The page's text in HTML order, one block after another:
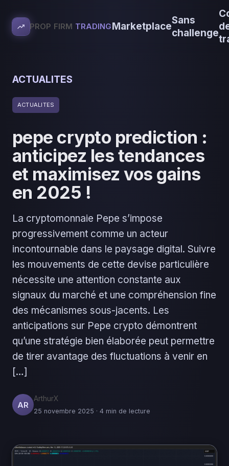
PROP FIRM TRADINGMarketplace
Sans
challenge
ACTUALITES
ACTUALITES
pepe crypto prediction :
anticipez les tendances
et maximisez vos gains
en 2025 !
La cryptomonnaie Pepe s’impose
progressivement comme un acteur
incontournable dans le paysage digital. Suivre
les mouvements de cette devise particulière
nécessite une attention constante aux
signaux du marché et une compréhension fine
des mécanismes sous-jacents. Les
anticipations sur Pepe crypto démontrent
qu’une stratégie bien élaborée peut permettre
de tirer avantage des fluctuations à venir en
[…]
AR
ArthurX
25 novembre 2025 · 4 min de lecture